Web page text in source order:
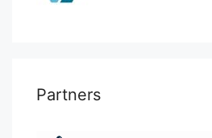
Partners